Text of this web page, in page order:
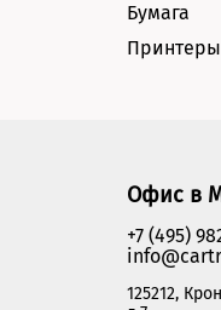
Бумага
Офис в
+7 (495)
125212,